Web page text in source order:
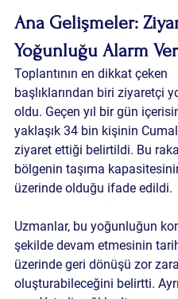
Ana Gelişmeler:
Yoğunluğu Alarm
Toplantının en dikkat çeken
başlıklarından biri ziyaretçi
oldu. Geçen yıl bir gün
yaklaşık 34 bin kişinin
ziyaret ettiği belirtildi. Bu
bölgenin taşıma
üzerinde olduğu ifade edildi.
Uzmanlar, bu yoğunluğun
şekilde devam etmesinin
üzerinde geri dönüşü zor
oluşturabileceğini belirtti.